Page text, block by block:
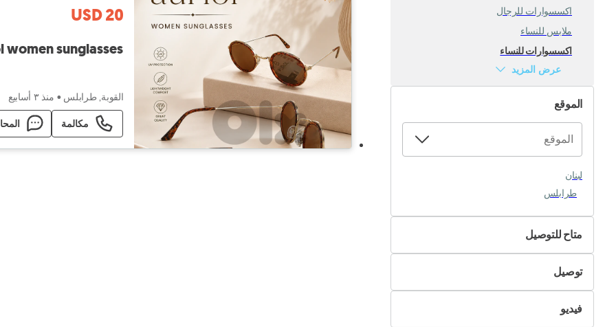
اكسسوارات للرجال
ملابس للنساء
اكسسوارات للنساء
عرض المزيد
الموقع
لبنان
طرابلس
متاح للتوصيل
لا
نعم
توصيل
التسليم الذاتي
تسليم Pik&Dropفيديو
USD 20
women sunglasses
القوبة, طرابلس • منذ ٣ أسابيع
مكالمة